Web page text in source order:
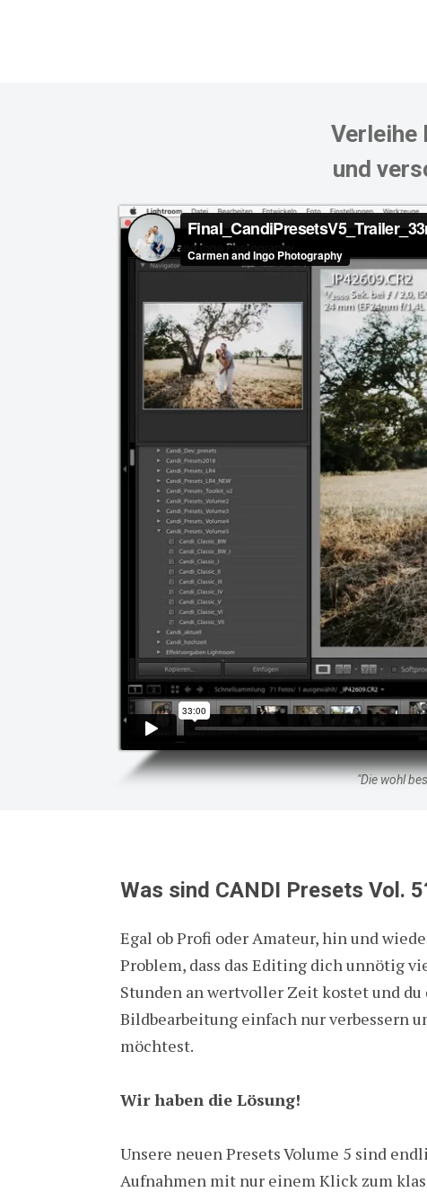
Verleihe
und
"Die wohl
Was sind CANDI Presets Vol.
Egal ob Profi oder Amateur, hin und
Problem, dass das Editing dich unnötig
Stunden an wertvoller Zeit kostet und du
Bildbearbeitung einfach nur verbessern
möchtest.
Wir haben die Lösung!
Unsere neuen Presets Volume 5 sind
Aufnahmen mit nur einem Klick zum